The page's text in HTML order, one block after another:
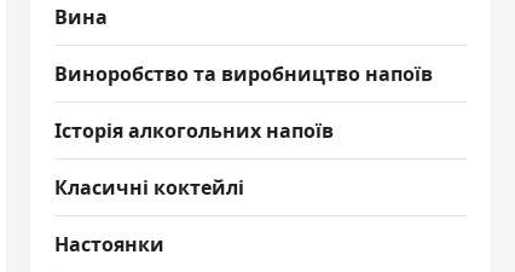
Вина
Виноробство та виробництво напоїв
Історія алкогольних напоїв
Класичні коктейлі
Настоянки